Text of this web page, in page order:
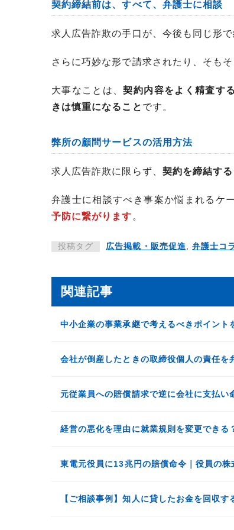
契約締結前は、すべて、弁護士に相談
求人広告詐欺の手口が、今後も同じ形で
さらに巧妙な形で請求されたり、そも
大事なことは、契約内容をよく精査す
きは慎重になること です。
弊所の顧問サービスの活用方法
求人広告詐欺に限らず、 契約を締結す
弁護士に相談すべき事案か悩まれるケ
予防に繋がります 。
投稿タグ 広告掲載・販売促進 ,弁護士コ
関連記事
中小企業の事業承継で考えるべきポイント
会社が倒産したときの取締役個人の責任を
元従業員への賠償請求で逆に会社に支払
経営の悪化を理由に就業規則を変更できる
東電元役員に13兆円の賠償命令｜役員の
【ご相談事例】知人に貸したお金を回収す